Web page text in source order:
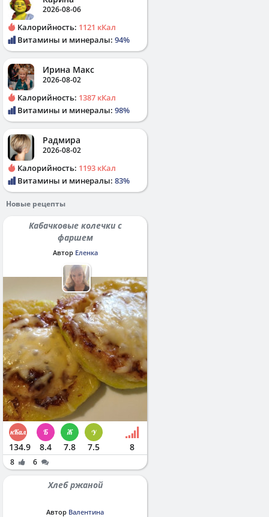
2026-08-06
Калорийность: 1121 кКал
Витамины и минералы: 94%
Ирина Макс
2026-08-02
Калорийность: 1387 кКал
Витамины и минералы: 98%
Радмира
2026-08-02
Калорийность: 1193 кКал
Витамины и минералы: 83%
Новые рецепты
Кабачковые колечки с
фаршем
Автор Еленка
134.9 8.4 7.8 7.5 8
8 6
Хлеб ржаной
Автор Валентина